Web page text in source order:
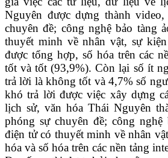
Nguyên được dựng thành
chuyên đề; công nghệ bảo tàng
thuyết minh về nhân vật, sự
được tổng hợp, số hóa trên các
tốt và tốt (93,9%). Còn lại số ít
trả lời là không tốt và 4,7% số
khó trả lời được việc xây dựng
lịch sử, văn hóa Thái Nguyên
phóng sự chuyên đề; công
điện tử có thuyết minh về nhân
hóa và số hóa trên các nền tảng